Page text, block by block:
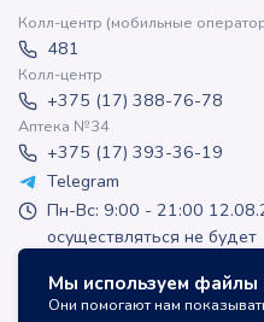
Мы используем файлы
Они помогают нам
Колл-центр (мобильные
481
Колл-центр
+375 (17) 388-76-78
Аптека №34
+375 (17) 393-36-19
Telegram
Пн-Вс: 9:00 - 21:00
осуществляться не будет
inlek_apteka